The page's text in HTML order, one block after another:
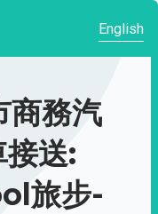
English
商務汽
送:
旅步-